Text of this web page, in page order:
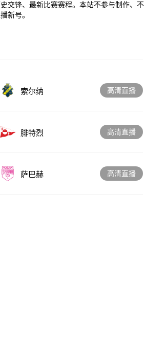
交锋、最新比赛赛程。本站不参与制作、不
新号。
索尔纳 高清直播
腓特烈 高清直播
萨巴赫 高清直播